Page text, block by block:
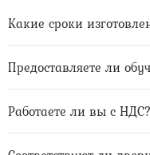
Какие сроки
Предоставляете ли
Работаете ли вы с НДС?